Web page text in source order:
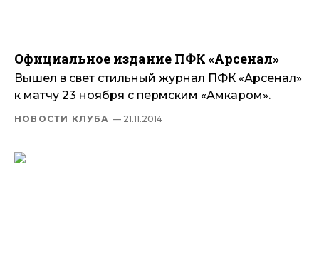
Официальное издание ПФК «Арсенал»
Вышел в свет стильный журнал ПФК «Арсенал»
к матчу 23 ноября с пермским «Амкаром».
НОВОСТИ КЛУБА — 21.11.2014